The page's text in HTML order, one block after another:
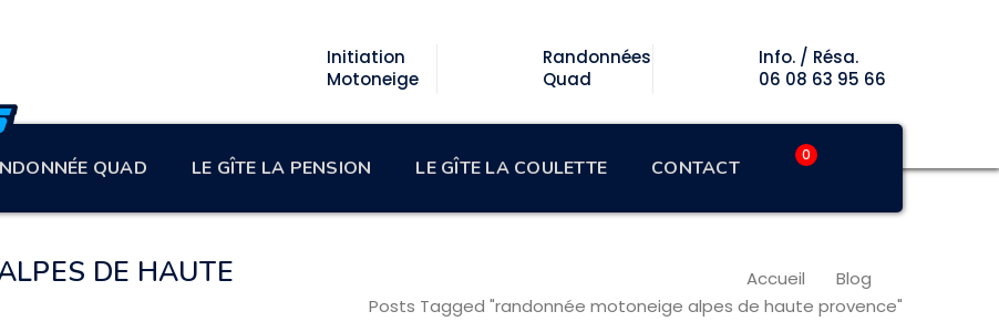
Initiation
Motoneige
Randonnées
Quad
Info. / Résa.
06 08 63 95 66
QUAD LE GÎTE LA PENSION LE GÎTE LA COULETTE CONTACT
0
DE HAUTE
Accueil
Blog
Posts Tagged "randonnée motoneige alpes de haute provence"